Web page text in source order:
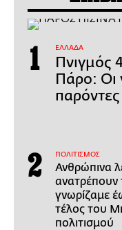
ΕΛΛΑΔΑ
Πνιγμός
Πάρο: Οι
παρόντες
ΠΟΛΙΤΙΣΜΟΣ
Ανθρώπινα
ανατρέπουν
γνωρίζαμε
τέλος του
πολιτισμού